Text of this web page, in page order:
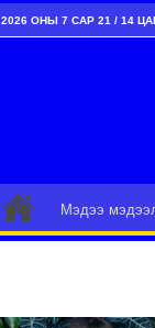
2026 ОНЫ 7 САР 21 / 14
Мэдээ